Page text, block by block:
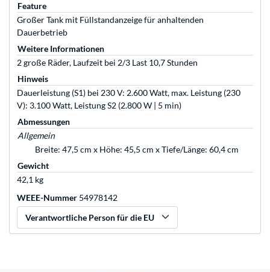
Feature
Großer Tank mit Füllstandanzeige für anhaltenden
Dauerbetrieb
Weitere Informationen
2 große Räder, Laufzeit bei 2/3 Last 10,7 Stunden
Hinweis
Dauerleistung (S1) bei 230 V: 2.600 Watt, max. Leistung (230
V): 3.100 Watt, Leistung S2 (2.800 W | 5 min)
Abmessungen
Allgemein
Breite: 47,5 cm x Höhe: 45,5 cm x Tiefe/Länge: 60,4 cm
Gewicht
42,1 kg
WEEE-Nummer 54978142
Verantwortliche Person für die EU